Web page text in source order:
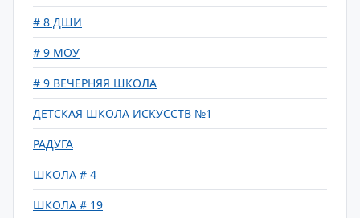
# 8 ДШИ
# 9 МОУ
# 9 ВЕЧЕРНЯЯ ШКОЛА
ДЕТСКАЯ ШКОЛА ИСКУССТВ №1
РАДУГА
ШКОЛА # 4
ШКОЛА # 19